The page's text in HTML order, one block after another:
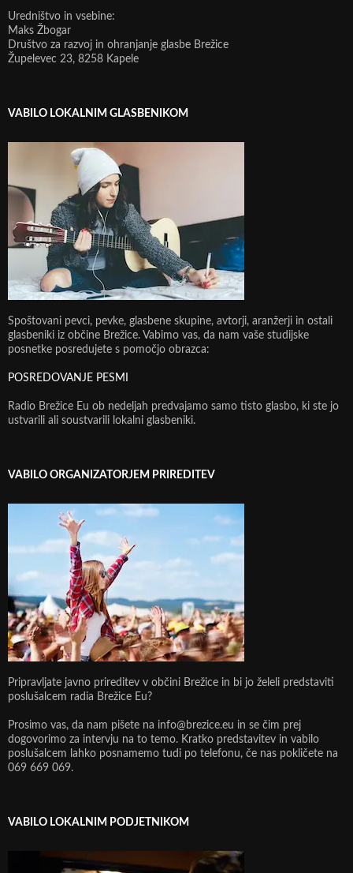
Uredništvo in vsebine:
Maks Žbogar
Društvo za razvoj in ohranjanje glasbe Brežice
Župelevec 23, 8258 Kapele
VABILO LOKALNIM GLASBENIKOM
Spoštovani pevci, pevke, glasbene skupine, avtorji, aranžerji in ostali
glasbeniki iz občine Brežice. Vabimo vas, da nam vaše studijske
posnetke posredujete s pomočjo obrazca:
POSREDOVANJE PESMI
Radio Brežice Eu ob nedeljah predvajamo samo tisto glasbo, ki ste jo
ustvarili ali soustvarili lokalni glasbeniki.
VABILO ORGANIZATORJEM PRIREDITEV
Pripravljate javno prireditev v občini Brežice in bi jo želeli predstaviti
poslušalcem radia Brežice Eu?
Prosimo vas, da nam pišete na info@brezice.eu in se čim prej
dogovorimo za intervju na to temo. Kratko predstavitev in vabilo
poslušalcem lahko posnamemo tudi po telefonu, če nas pokličete na
069 669 069.
VABILO LOKALNIM PODJETNIKOM